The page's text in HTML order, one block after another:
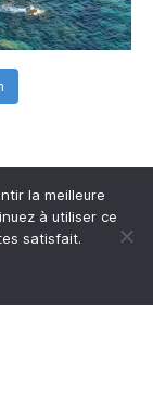
la meilleure
à utiliser ce
satisfait.